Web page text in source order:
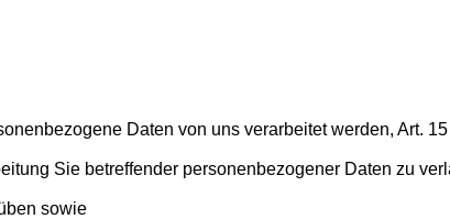
Daten von uns verarbeitet werden, Art. 15
Sie betreffender personenbezogener Daten zu
sowie